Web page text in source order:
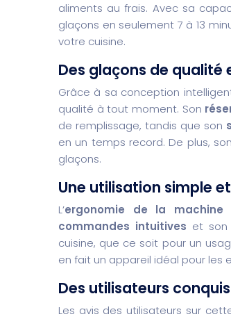
aliments au frais. Avec sa
glaçons en seulement 7 à 13
votre cuisine.
Des glaçons de qualité
Grâce à sa conception
qualité à tout moment. Son
de remplissage, tandis que son
en un temps record. De plus, son
glaçons.
Une utilisation simple
L’ergonomie de la machine
commandes intuitives et son
cuisine, que ce soit pour un
en fait un appareil idéal pour les
Des utilisateurs
Les avis des utilisateurs sur